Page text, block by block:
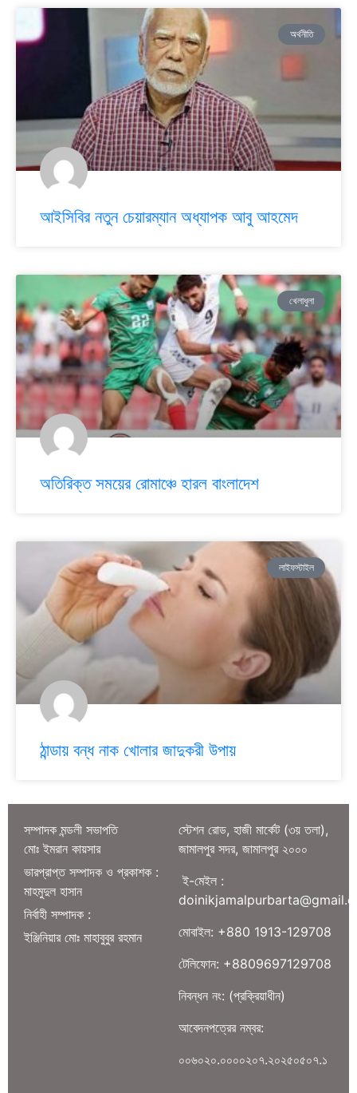
অর্থনীতি
আইসিবির নতুন চেয়ারম্যান অধ্যাপক আবু আহমেদ
খেলাধুলা
অতিরিক্ত সময়ের রোমাঞ্চে হারল বাংলাদেশ
লাইফস্টাইল
ঠান্ডায় বন্ধ নাক খোলার জাদুকরী উপায়
সম্পাদক মন্ডলী সভাপতি
মোঃ ইমরান কায়সার
ভারপ্রাপ্ত সম্পাদক ও প্রকাশক :
মাহমুদুল হাসান
নির্বাহী সম্পাদক :
ইঞ্জিনিয়ার মোঃ মাহাবুবুর রহমান
স্টেশন রোড, হাজী মার্কেট (৩য় তলা),
জামালপুর সদর, জামালপুর ২০০০
ই-মেইল :
মোবাইল: +880 1913-129708
টেলিফোন: +8809697129708
নিবন্ধন নং: (প্রক্রিয়াধীন)
আবেদনপত্রের নম্বর:
০০৬০২০.০০০০২০৭.২০২৫০৫০৭.১